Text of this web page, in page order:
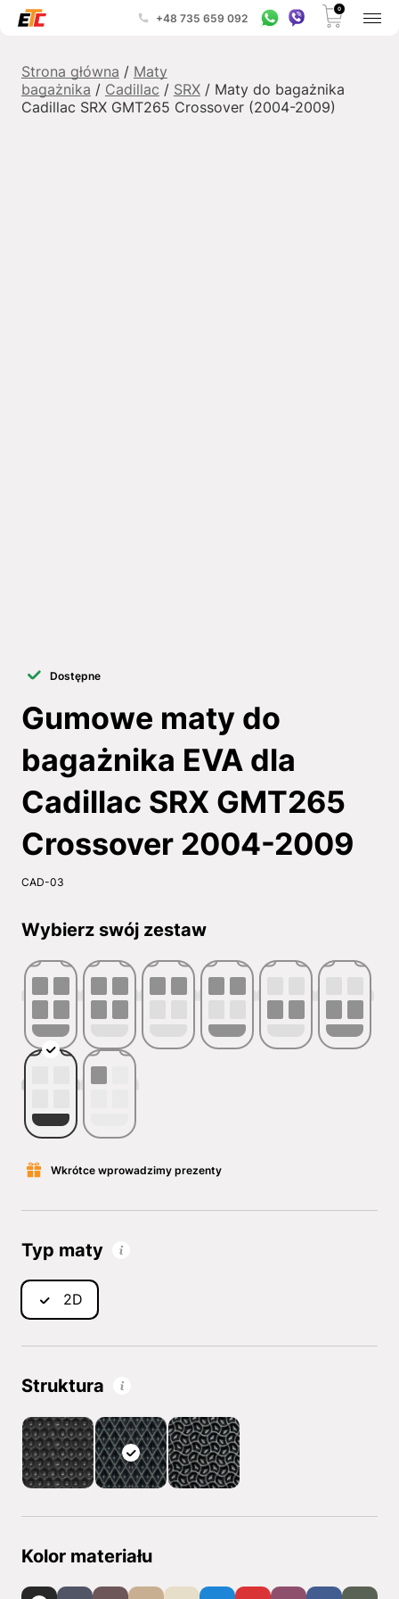
+48 735 659 092
0
Strona główna / Maty
bagażnika / Cadillac / SRX/ Maty do bagażnika
Cadillac SRX GMT265 Crossover (2004-2009)
Dostępne
Gumowe maty do
bagażnika EVA dla
Cadillac SRX GMT265
Crossover 2004-2009
CAD-03
Wybierz swój zestaw
Wkrótce wprowadzimy prezenty
Typ maty
2D
Struktura
Kolor materiału